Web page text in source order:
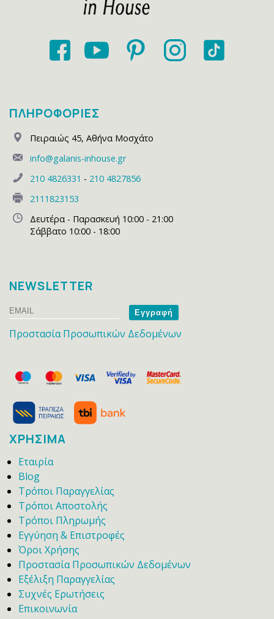
ΠΛΗΡΟΦΟΡΙΕΣ
Πειραιώς 45, Αθήνα Μοσχάτο
info@galanis-inhouse.gr
210 4826331 - 210 4827856
2111823153
Δευτέρα - Παρασκευή 10:00 - 21:00
Σάββατο 10:00 - 18:00
NEWSLETTER
Email
Name
Προστασία Προσωπικών Δεδομένων
ΧΡΗΣΙΜΑ
Εταιρία
Blog
Τρόποι Παραγγελίας
Τρόποι Αποστολής
Τρόποι Πληρωμής
Εγγύηση & Επιστροφές
Όροι Χρήσης
Προστασία Προσωπικών Δεδομένων
Εξέλιξη Παραγγελίας
Συχνές Ερωτήσεις
Επικοινωνία